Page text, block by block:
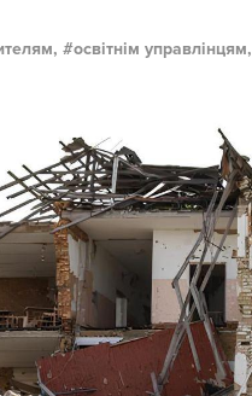
освітнім управлінцям,